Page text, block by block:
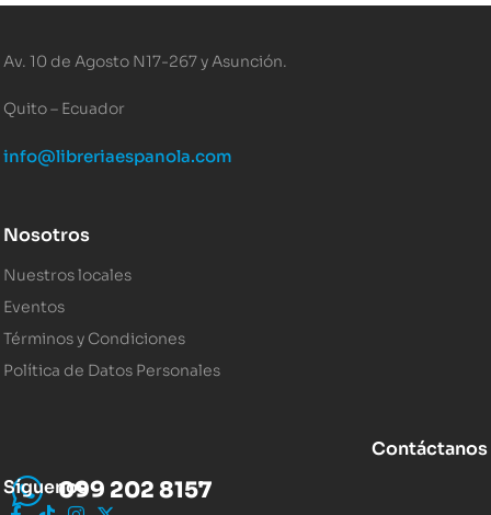
Av. 10 de Agosto N17-267 y Asunción.
Quito – Ecuador
info@libreriaespanola.com
Nosotros
Nuestros locales
Eventos
Términos y Condiciones
Política de Datos Personales
Contáctanos
099 202 8157
Síguenos